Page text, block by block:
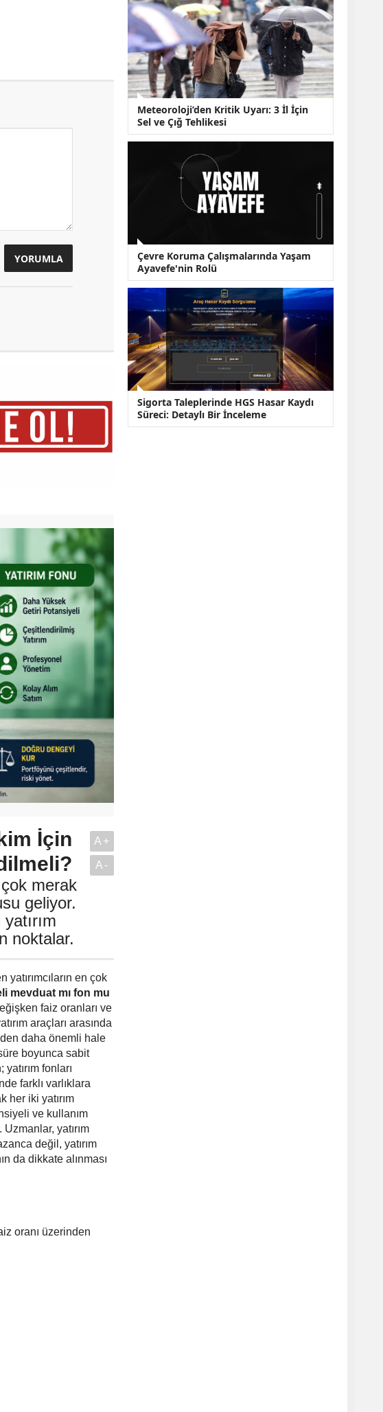
İçin
çok merak
geliyor.
noktalar.
A+
A-
yatırımcıların en çok
mevduat mı fon mu
faiz oranları ve
araçları arasında
daha önemli hale
boyunca sabit
fonları
farklı varlıklara
her iki yatırım
ve kullanım
yatırım
değil, yatırım
da dikkate alınması
oranı üzerinden
Meteoroloji’den Kritik Uyarı: 3 İl İçin
Sel ve Çığ Tehlikesi
Çevre Koruma Çalışmalarında Yaşam
Ayavefe'nin Rolü
Sigorta Taleplerinde HGS Hasar Kaydı
Süreci: Detaylı Bir İnceleme